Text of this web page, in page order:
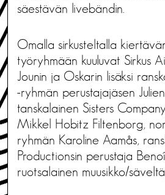
säestävän livebändin.
Omalla sirkusteltalla
työryhmään kuuluvat Sirkus
Jounin ja Oskarin lisäksi
-ryhmän perustajajäsen
tanskalainen Sisters
Mikkel Hobitz Filtenborg,
ryhmän Karoline Aamås,
Productionsin perustaja
ruotsalainen muusikko/